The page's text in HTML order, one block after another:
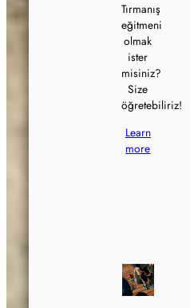
Tırmanış
eğitmeni
olmak
ister
misiniz?
Size
öğretebiliriz!
Learn
more